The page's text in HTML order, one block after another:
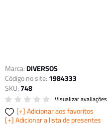
Marca:DIVERSOS
Código no site:1984333
SKU:748
Visualizar avaliações
Adicionar aos favoritos
Adicionar a lista de presentes